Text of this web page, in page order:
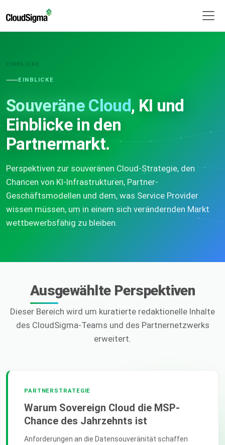
EINBLICKE
EINBLICKE
Souveräne Cloud, KI und
Einblicke in den
Partnermarkt.
Perspektiven zur souveränen Cloud-Strategie, den
Chancen von KI-Infrastrukturen, Partner-
Geschäftsmodellen und dem, was Service Provider
wissen müssen, um in einem sich verändernden Markt
wettbewerbsfähig zu bleiben.
Ausgewählte Perspektiven
Dieser Bereich wird um kuratierte redaktionelle Inhalte
des CloudSigma-Teams und des Partnernetzwerks
erweitert.
PARTNERSTRATEGIE
Warum Sovereign Cloud die MSP-
Chance des Jahrzehnts ist
Anforderungen an die Datensouveränität schaffen